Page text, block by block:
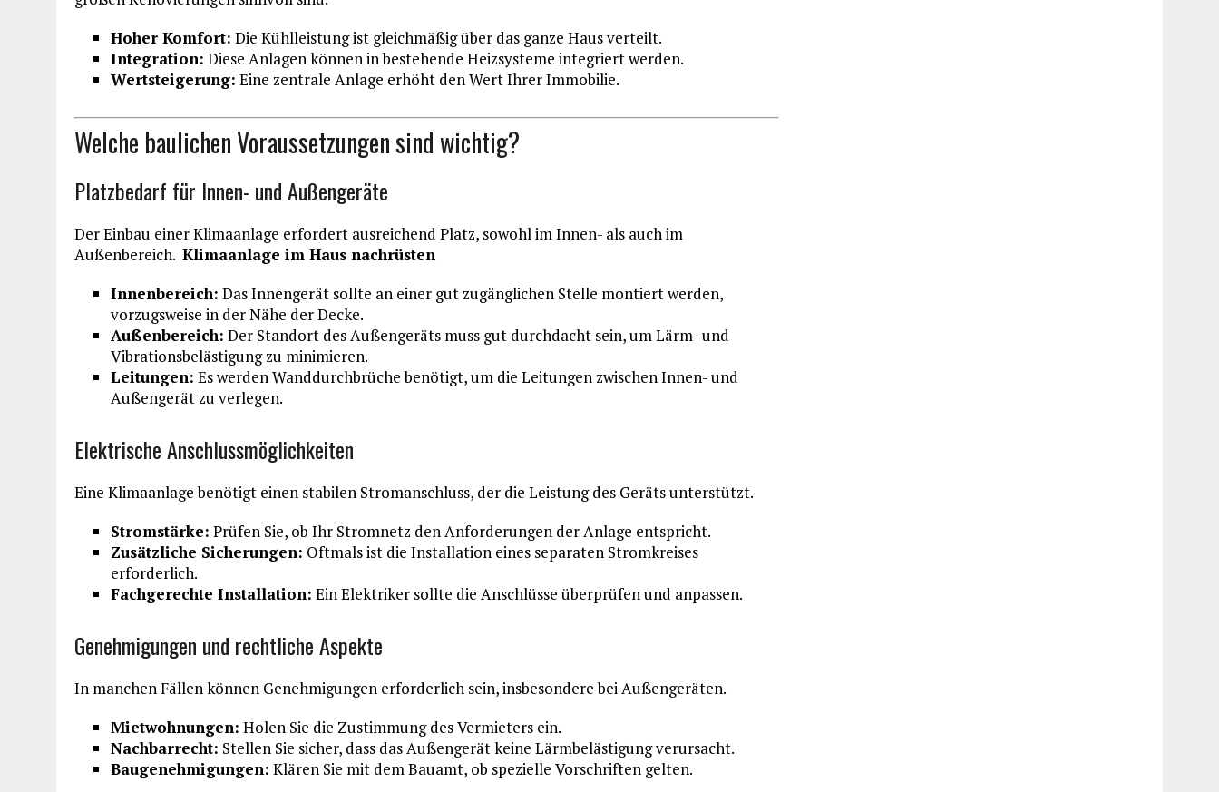
Hoher Komfort: Die Kühlleistung ist gleichmäßig über das ganze Haus verteilt.
Integration: Diese Anlagen können in bestehende Heizsysteme integriert werden.
Wertsteigerung: Eine zentrale Anlage erhöht den Wert Ihrer Immobilie.
Welche baulichen Voraussetzungen sind wichtig?
Platzbedarf für Innen- und Außengeräte
Der Einbau einer Klimaanlage erfordert ausreichend Platz, sowohl im Innen- als auch im
Außenbereich. Klimaanlage im Haus nachrüsten
Innenbereich: Das Innengerät sollte an einer gut zugänglichen Stelle montiert werden,
vorzugsweise in der Nähe der Decke.
Außenbereich: Der Standort des Außengeräts muss gut durchdacht sein, um Lärm- und
Vibrationsbelästigung zu minimieren.
Leitungen: Es werden Wanddurchbrüche benötigt, um die Leitungen zwischen Innen- und
Außengerät zu verlegen.
Elektrische Anschlussmöglichkeiten
Eine Klimaanlage benötigt einen stabilen Stromanschluss, der die Leistung des Geräts unterstützt.
Stromstärke: Prüfen Sie, ob Ihr Stromnetz den Anforderungen der Anlage entspricht.
Zusätzliche Sicherungen: Oftmals ist die Installation eines separaten Stromkreises
erforderlich.
Fachgerechte Installation: Ein Elektriker sollte die Anschlüsse überprüfen und anpassen.
Genehmigungen und rechtliche Aspekte
In manchen Fällen können Genehmigungen erforderlich sein, insbesondere bei Außengeräten.
Mietwohnungen: Holen Sie die Zustimmung des Vermieters ein.
Nachbarrecht: Stellen Sie sicher, dass das Außengerät keine Lärmbelästigung verursacht.
Baugenehmigungen: Klären Sie mit dem Bauamt, ob spezielle Vorschriften gelten.